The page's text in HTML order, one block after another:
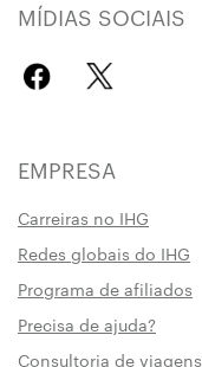
MÍDIAS SOCIAIS
EMPRESA
Carreiras no IHG
Redes globais do IHG
Programa de afiliados
Precisa de ajuda?
Consultoria de viagens